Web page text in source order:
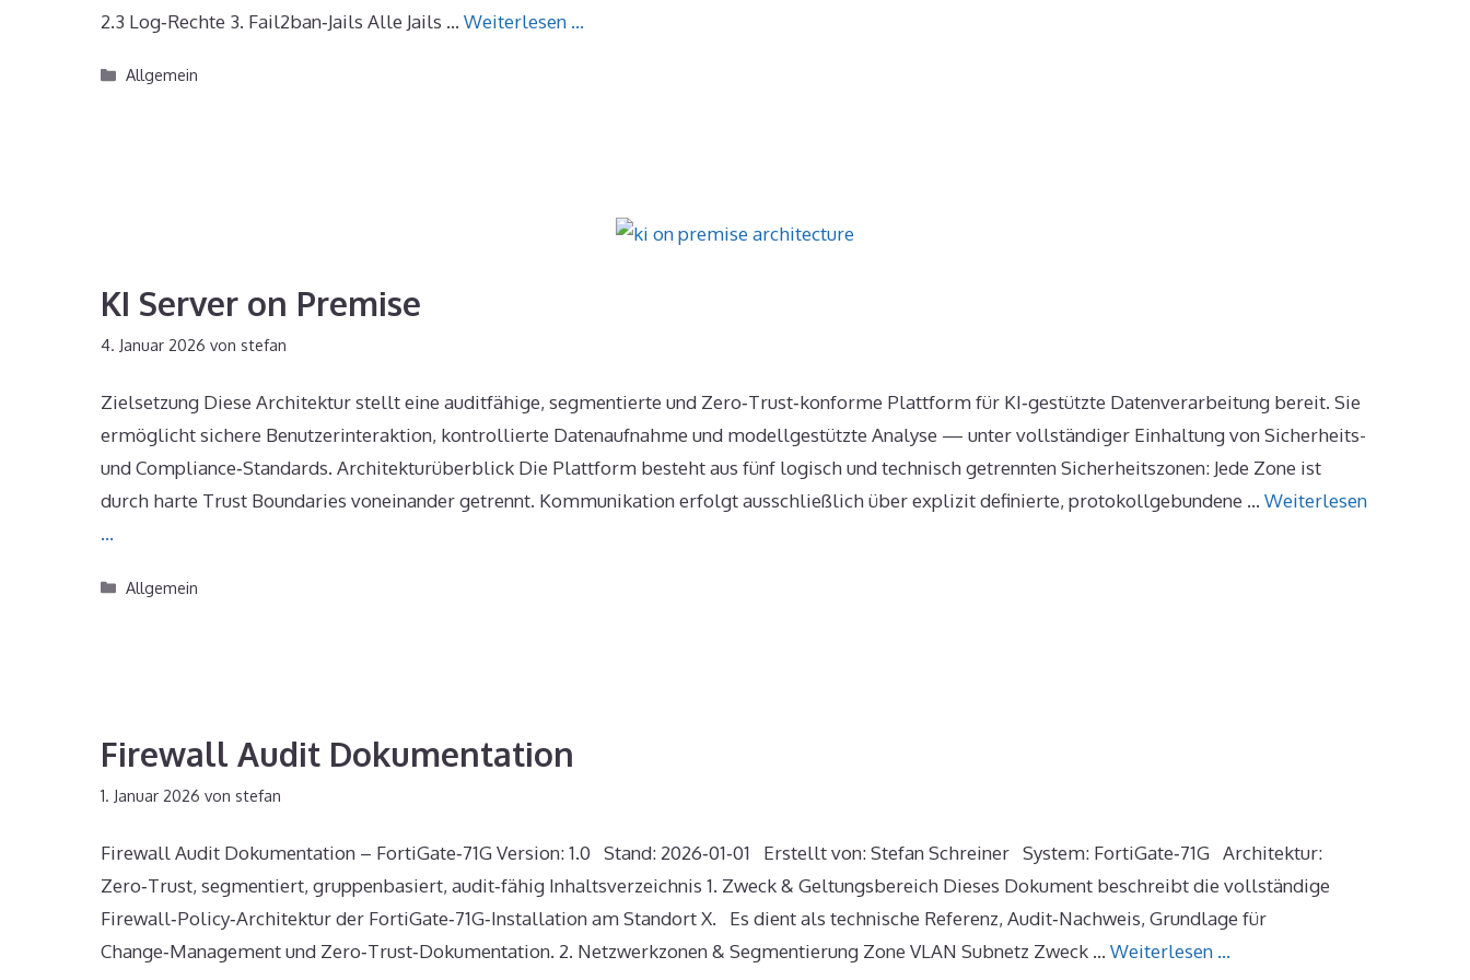
2.3 Log‑Rechte 3. Fail2ban‑Jails Alle Jails … Weiterlesen …
Kategorien
Allgemein
KI Server on Premise
4. Januar 2026 von stefan
Zielsetzung Diese Architektur stellt eine auditfähige, segmentierte und Zero‑Trust‑konforme Plattform für KI‑gestützte Datenverarbeitung bereit. Sie
ermöglicht sichere Benutzerinteraktion, kontrollierte Datenaufnahme und modellgestützte Analyse — unter vollständiger Einhaltung von Sicherheits-
und Compliance‑Standards. Architekturüberblick Die Plattform besteht aus fünf logisch und technisch getrennten Sicherheitszonen: Jede Zone ist
durch harte Trust Boundaries voneinander getrennt. Kommunikation erfolgt ausschließlich über explizit definierte, protokollgebundene … Weiterlesen
…
Kategorien
Allgemein
Firewall Audit Dokumentation
1. Januar 2026 von stefan
Firewall Audit Dokumentation – FortiGate‑71G Version: 1.0 Stand: 2026‑01‑01 Erstellt von: Stefan Schreiner System: FortiGate‑71G Architektur:
Zero‑Trust, segmentiert, gruppenbasiert, audit‑fähig Inhaltsverzeichnis 1. Zweck & Geltungsbereich Dieses Dokument beschreibt die vollständige
Firewall‑Policy‑Architektur der FortiGate‑71G‑Installation am Standort X. Es dient als technische Referenz, Audit‑Nachweis, Grundlage für
Change‑Management und Zero‑Trust‑Dokumentation. 2. Netzwerkzonen & Segmentierung Zone VLAN Subnetz Zweck … Weiterlesen …